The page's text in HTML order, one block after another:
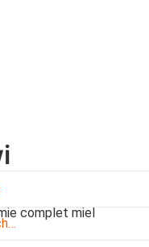
complet miel